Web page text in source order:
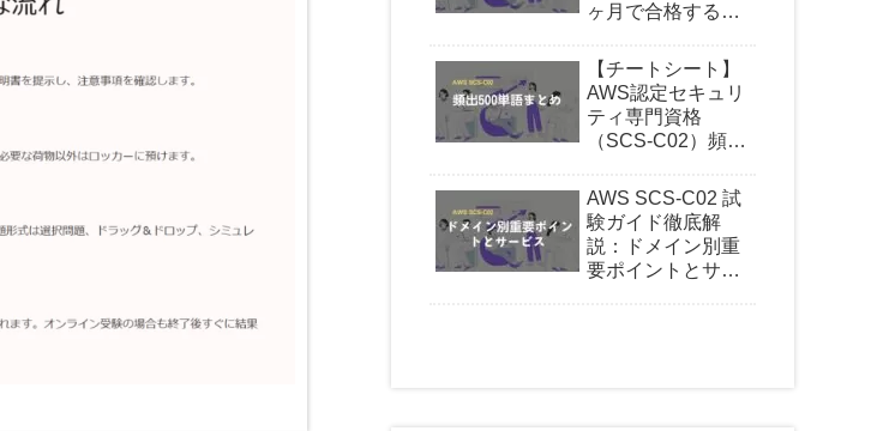
ヶ月で合格するた
戦略
【チートシート】
AWS認定セキュリ
ティ専門資格
（SCS-C02）頻出
AWS SCS-C02 試
験ガイド徹底解
説：ドメイン別重
要ポイントとサー